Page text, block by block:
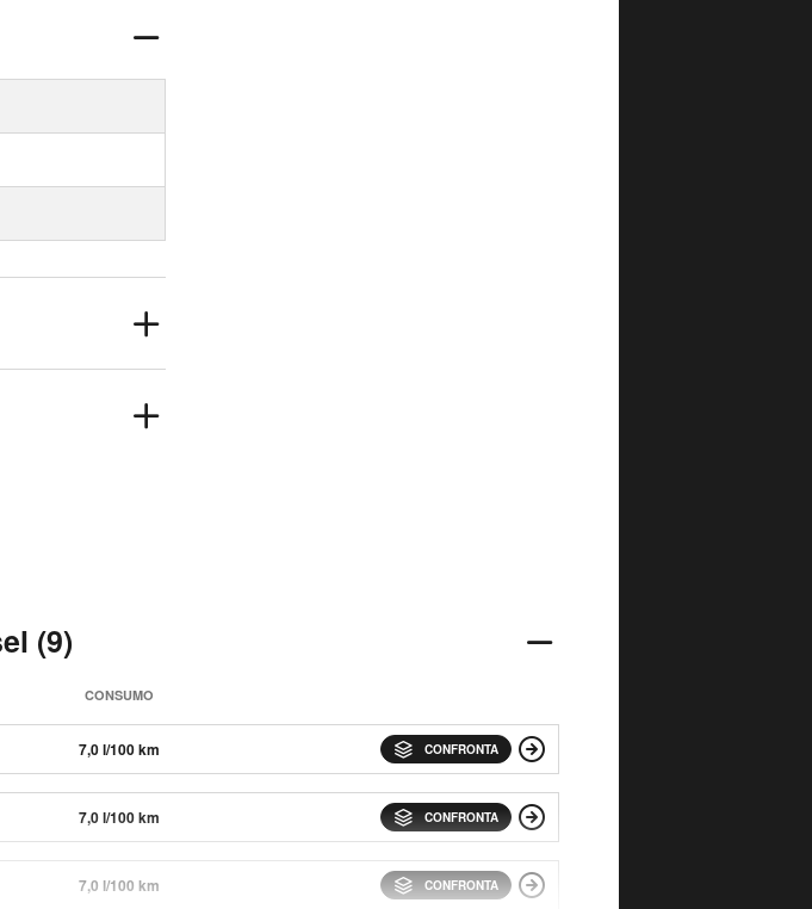
(9)
CONSUMO
7,0 l/100 km CONFRONTA
7,0 l/100 km CONFRONTA
7,0 l/100 km CONFRONTA